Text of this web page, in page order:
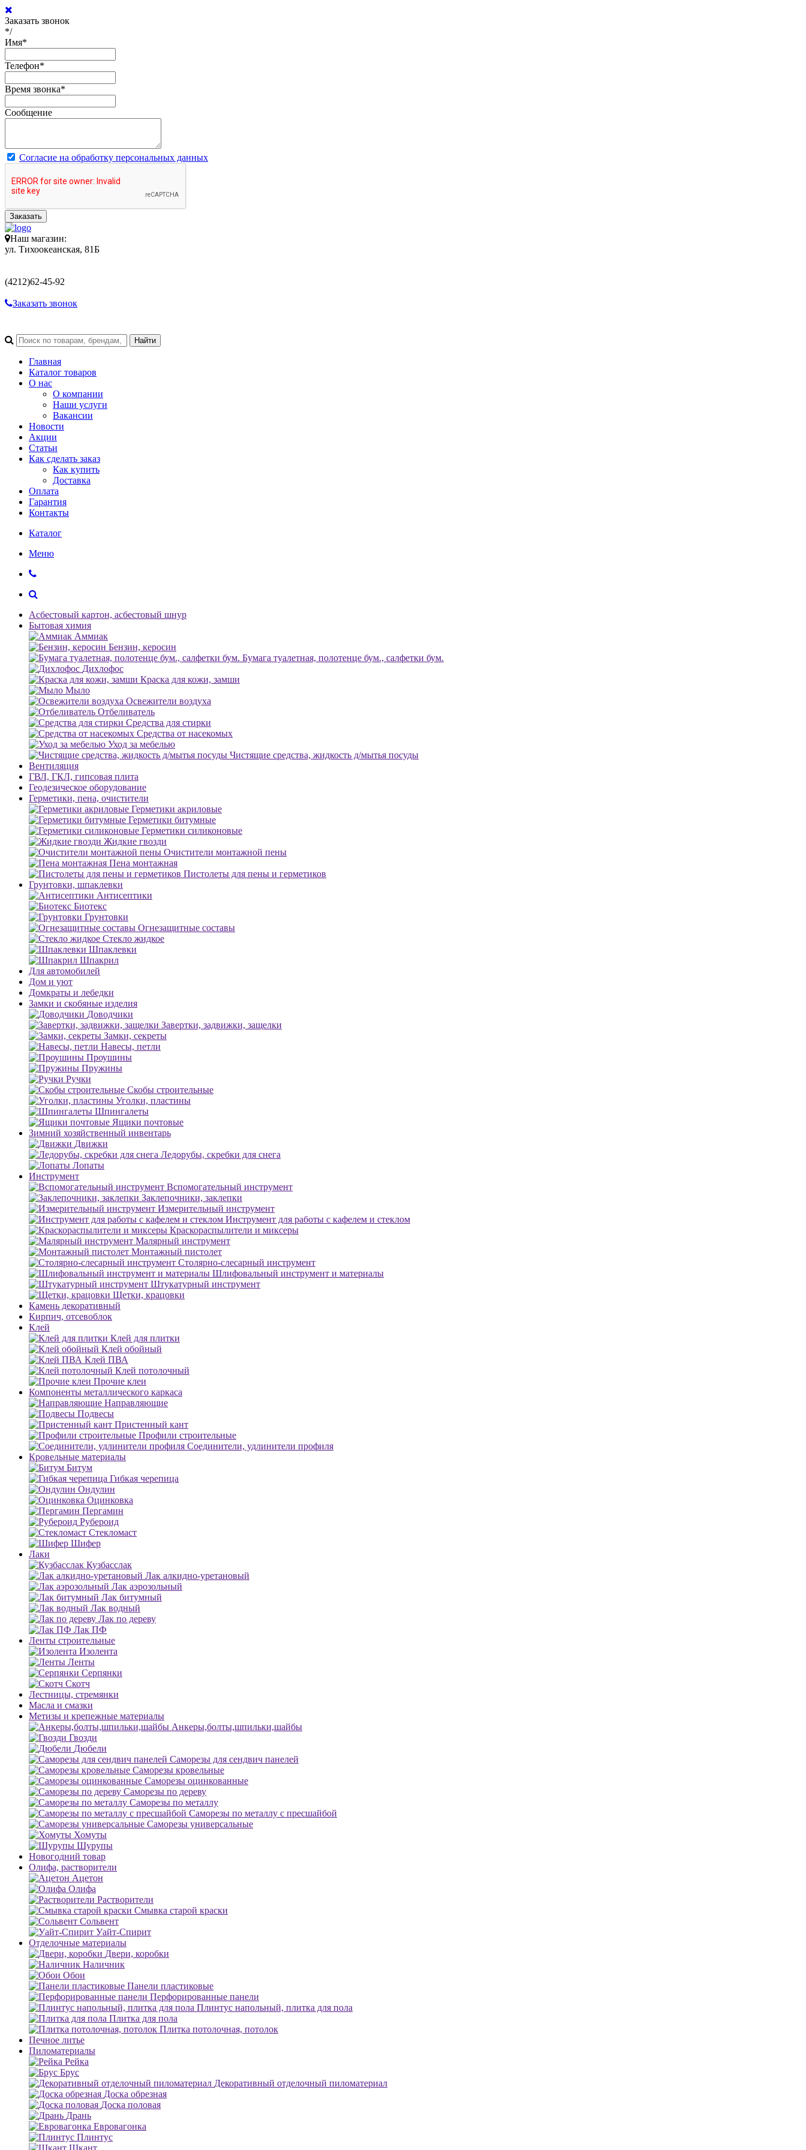
Заказать звонок
*/
Имя*
Телефон*
Время звонка*
Сообщение
Согласие на обработку персональных данных
Заказать
Наш магазин:
ул. Тихоокеанская, 81Б
(4212)62-45-92
Заказать звонок
Главная
Каталог товаров
О нас
О компании
Наши услуги
Вакансии
Новости
Акции
Статьи
Как сделать заказ
Как купить
Доставка
Оплата
Гарантия
Контакты
Каталог
Меню
Асбестовый картон, асбестовый шнур
Бытовая химия
Аммиак
Бензин, керосин
Бумага туалетная, полотенце бум., салфетки бум.
Дихлофос
Краска для кожи, замши
Мыло
Освежители воздуха
Отбеливатель
Средства для стирки
Средства от насекомых
Уход за мебелью
Чистящие средства, жидкость д/мытья посуды
Вентиляция
ГВЛ, ГКЛ, гипсовая плита
Геодезическое оборудование
Герметики, пена, очистители
Герметики акриловые
Герметики битумные
Герметики силиконовые
Жидкие гвозди
Очистители монтажной пены
Пена монтажная
Пистолеты для пены и герметиков
Грунтовки, шпаклевки
Антисептики
Биотекс
Грунтовки
Огнезащитные составы
Стекло жидкое
Шпаклевки
Шпакрил
Для автомобилей
Дом и уют
Домкраты и лебедки
Замки и скобяные изделия
Доводчики
Завертки, задвижки, защелки
Замки, секреты
Навесы, петли
Проушины
Пружины
Ручки
Скобы строительные
Уголки, пластины
Шпингалеты
Ящики почтовые
Зимний хозяйственный инвентарь
Движки
Ледорубы, скребки для снега
Лопаты
Инструмент
Вспомогательный инструмент
Заклепочники, заклепки
Измерительный инструмент
Инструмент для работы с кафелем и стеклом
Краскораспылители и миксеры
Малярный инструмент
Монтажный пистолет
Столярно-слесарный инструмент
Шлифовальный инструмент и материалы
Штукатурный инструмент
Щетки, крацовки
Камень декоративный
Кирпич, отсевоблок
Клей
Клей для плитки
Клей обойный
Клей ПВА
Клей потолочный
Прочие клеи
Компоненты металлического каркаса
Направляющие
Подвесы
Пристенный кант
Профили строительные
Соединители, удлинители профиля
Кровельные материалы
Битум
Гибкая черепица
Ондулин
Оцинковка
Пергамин
Рубероид
Стекломаст
Шифер
Лаки
Кузбасслак
Лак алкидно-уретановый
Лак аэрозольный
Лак битумный
Лак водный
Лак по дереву
Лак ПФ
Ленты строительные
Изолента
Ленты
Серпянки
Скотч
Лестницы, стремянки
Масла и смазки
Метизы и крепежные материалы
Анкеры,болты,шпильки,шайбы
Гвозди
Дюбели
Саморезы для сендвич панелей
Саморезы кровельные
Саморезы оцинкованные
Саморезы по дереву
Саморезы по металлу
Саморезы по металлу с пресшайбой
Саморезы универсальные
Хомуты
Шурупы
Новогодний товар
Олифа, растворители
Ацетон
Олифа
Растворители
Смывка старой краски
Сольвент
Уайт-Спирит
Отделочные материалы
Двери, коробки
Наличник
Обои
Панели пластиковые
Перфорированные панели
Плинтус напольный, плитка для пола
Плитка для пола
Плитка потолочная, потолок
Печное литье
Пиломатериалы
Рейка
Брус
Декоративный отделочный пиломатериал
Доска обрезная
Доска половая
Дрань
Евровагонка
Плинтус
Шкант